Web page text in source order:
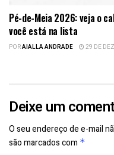
Pé-de-Meia 2026: veja o
você está na lista
PORAIALLA ANDRADE 29 DE
Deixe um
O seu endereço de e-mail
são marcados com *